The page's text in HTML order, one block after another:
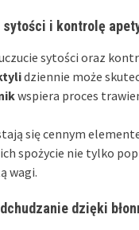
sytości i kontrolę
sytości oraz
dziennie może
wspiera proces
się cennym
spożycie nie tylko
wagi.
dzięki